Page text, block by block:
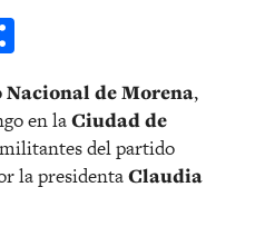
Nacional de Morena,
en laCiudad de
del partido
la presidentaClaudia